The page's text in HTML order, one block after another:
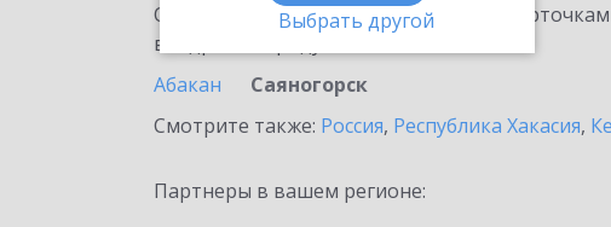
Выбрать другой
Ознакомьтесь с информационными
внедрение продукта.
Абакан
Саяногорск
Смотрите также: Россия, Республика Хакасия,
Партнеры в вашем регионе: